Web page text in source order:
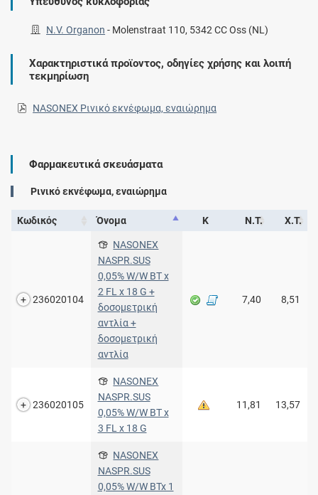
N.V. Organon - Molenstraat 110, 5342 CC Oss (NL)
Χαρακτηριστικά προϊοντος, οδηγίες χρήσης και λοιπή
τεκμηρίωση
NASONEX Ρινικό εκνέφωμα, εναιώρημα
Φαρμακευτικά σκευάσματα
Ρινικό εκνέφωμα, εναιώρημα
Κωδικός Όνομα Κ Ν.Τ. Χ.Τ.
236020104
NASONEX
NASPR.SUS
0,05% W/W BT x
2 FL x 18 G +
δοσομετρική
αντλία +
δοσομετρική
αντλία
7,40 8,51
236020105
NASONEX
NASPR.SUS
0,05% W/W BT x
3 FL x 18 G
11,81 13,57
NASONEX
NASPR.SUS
0,05% W/W BTx 1